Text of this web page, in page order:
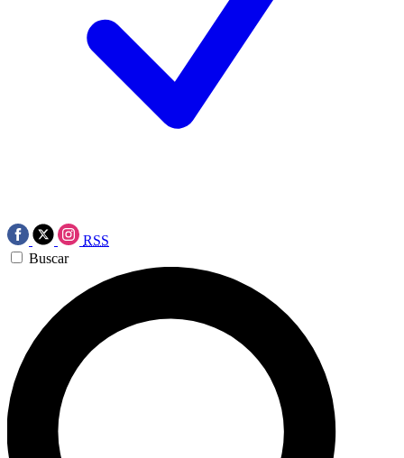
RSS
Buscar